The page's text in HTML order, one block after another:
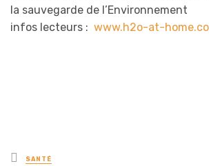
la sauvegarde de l’Environnement
infos lecteurs : www.h2o-at-
Posted
SANTÉ